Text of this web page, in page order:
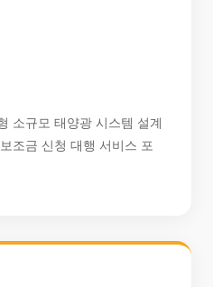
소규모 태양광 시스템 설계
조금 신청 대행 서비스 포